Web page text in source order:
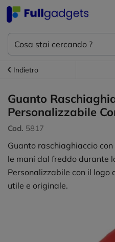
Indietro
Guanto
Personalizzabile
Cod. 5817
Guanto raschiaghiaccio
le mani dal freddo durante
Personalizzabile con il
utile e originale.